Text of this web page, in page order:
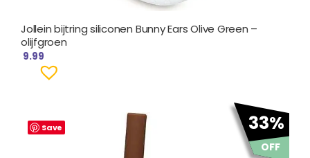
Jollein bijtring siliconen Bunny Ears Olive Green –
olijfgroen
9.99
Save 33%
OFF
Oorspronkelijke
prijs
was: